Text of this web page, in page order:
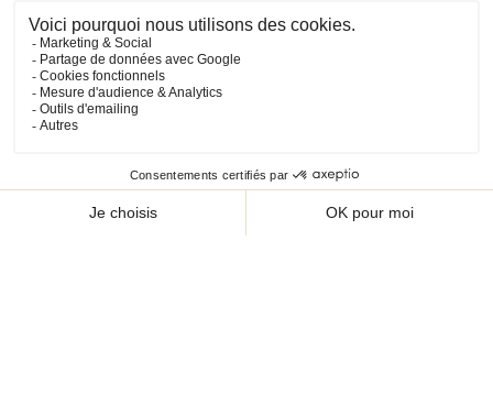
NOS SERVICES
Plan du site Cookies
© 2026 - CHEVAL SHOP